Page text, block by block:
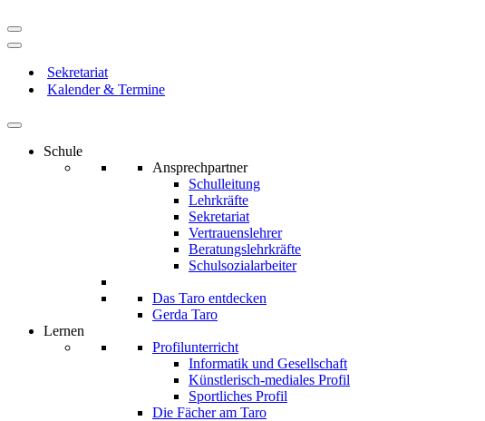
Navigationsmenü
Navigationsmenü
Sekretariat
Kalender & Termine
Schule
Ansprechpartner
Schulleitung
Lehrkräfte
Sekretariat
Vertrauenslehrer
Beratungslehrkräfte
Schulsozialarbeiter
Das Taro entdecken
Gerda Taro
Lernen
Profilunterricht
Informatik und Gesellschaft
Künstlerisch-mediales Profil
Sportliches Profil
Die Fächer am Taro